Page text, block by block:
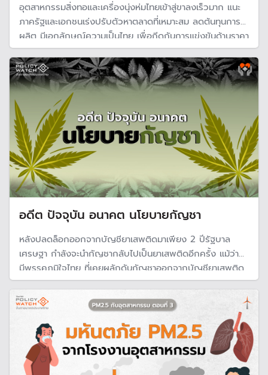
อุตสาหกรรมสิ่งทอและเครื่องนุ่งห่มไทยเข้าสู่ขาลงเร็วมาก แนะ
ภาครัฐและเอกชนเร่งปรับตัวหาตลาดที่เหมาะสม ลดต้นทุนการ
ผลิต มีเอกลักษณ์ความเป็นไทย เพื่อกีดกันการแข่งขันด้านราคา
จากผู้ประกอบการต่างชาติ
อดีต ปัจจุบัน อนาคต นโยบายกัญชา
หลังปลดล็อกออกจากบัญชียาเสพติดมาเพียง 2 ปีรัฐบาล
เศรษฐา กำลังจะนำกัญชากลับไปเป็นยาเสพติดอีกครั้ง แม้ว่าจะ
มีพรรคภูมิใจไทย ที่เคยผลักดันกัญชาออกจากบัญชียาเสพติด
ในสมัยรัฐบาลพลเอกประยุทธ์ร่วมรัฐบาลนี้ด้วยก็ตาม